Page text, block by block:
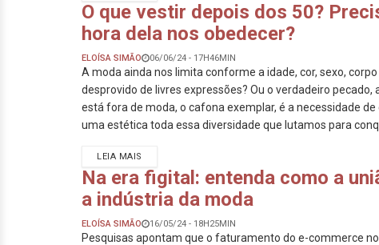
O que vestir depois dos 50?
hora dela nos obedecer?
ELOÍSA SIMÃO 06/06/24 - 17H46MIN
A moda ainda nos limita conforme a idade, cor, sexo,
desprovido de livres expressões? Ou o verdadeiro pecado,
está fora de moda, o cafona exemplar, é a necessidade de
uma estética toda essa diversidade que lutamos para
LEIA MAIS
Na era figital: entenda como a
a indústria da moda
ELOÍSA SIMÃO 16/05/24 - 18H25MIN
Pesquisas apontam que o faturamento do e-commerce